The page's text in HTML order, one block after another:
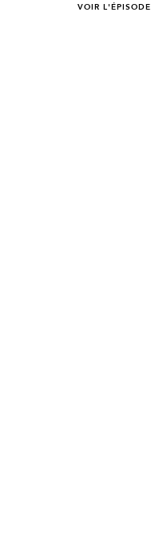
VOIR L'ÉPISODE